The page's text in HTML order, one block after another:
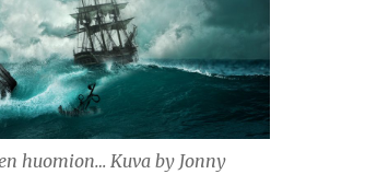
huomion… Kuva by Jonny